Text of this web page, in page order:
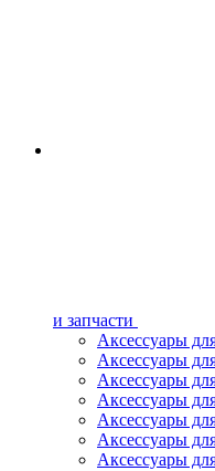
и запчасти
Аксессуары
Аксессуары
Аксессуары
Аксессуары
Аксессуары
Аксессуары
Аксессуары